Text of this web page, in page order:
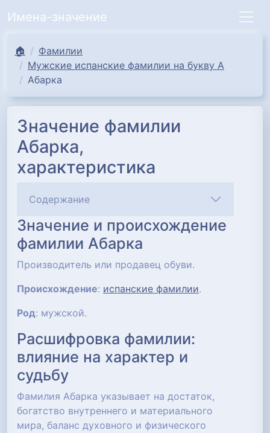
Имена-значение
🏠
Фамилии
Мужские испанские фамилии на букву А
Абарка
Значение фамилии
Абарка,
характеристика
Содержание
Значение и происхождение
фамилии Абарка
Производитель или продавец обуви.
Происхождение: испанские фамилии.
Род: мужской.
Расшифровка фамилии:
влияние на характер и
судьбу
Фамилия Абарка указывает на достаток,
богатство внутреннего и материального
мира, баланс духовного и физического